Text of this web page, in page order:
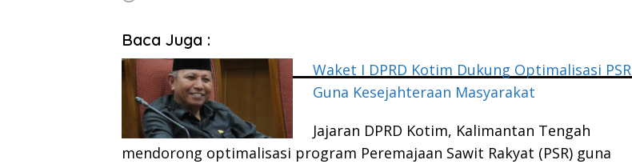
Baca Juga :
Waket I DPRD Kotim Dukung Optimalisasi PSR
Guna Kesejahteraan Masyarakat
Jajaran DPRD Kotim, Kalimantan Tengah
mendorong optimalisasi program Peremajaan Sawit Rakyat (PSR) guna